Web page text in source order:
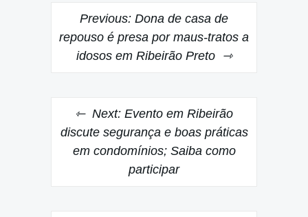
Post
navigation
Previous: Dona de casa de
repouso é presa por maus-tratos a
idosos em Ribeirão Preto
Next: Evento em Ribeirão
discute segurança e boas práticas
em condomínios; Saiba como
participar